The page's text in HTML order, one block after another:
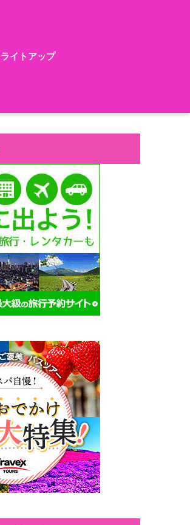
ライトアップ